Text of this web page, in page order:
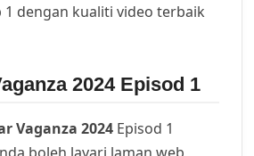
1 dengan kualiti video terbaik
2024 Episod 1
Vaganza 2024Episod 1